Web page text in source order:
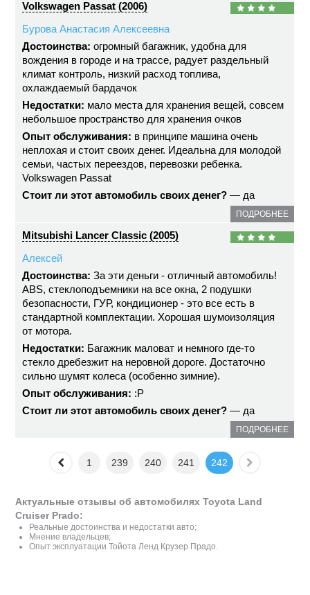
Volkswagen Passat (2006)
Бурова Анастасия Алексеевна
Достоинства: огромный багажник, удобна для
вождения в городе и на трассе, радует раздельный
климат контроль, низкий расход топлива,
охлаждаемый бардачок
Недостатки: мало места для хранения вещей, совсем
небольшое пространство для хранения очков
Опыт обслуживания: в принципе машина очень
неплохая и стоит своих денег. Идеальна для молодой
семьи, частых переездов, перевозки ребенка.
Volkswagen Passat
Стоит ли этот автомобиль своих денег? — да
ПОДРОБНЕЕ
Mitsubishi Lancer Classic (2005)
Алексей
Достоинства: За эти деньги - отличный автомобиль!
ABS, стеклоподъемники на все окна, 2 подушки
безопасности, ГУР, кондиционер - это все есть в
стандартной комплектации. Хорошая шумоизоляция
от мотора.
Недостатки: Багажник маловат и немного где-то
стекло дребезжит на неровной дороге. Достаточно
сильно шумят колеса (особенно зимние).
Опыт обслуживания: :P
Стоит ли этот автомобиль своих денег? — да
ПОДРОБНЕЕ
1 239 240 241 242
Актуальные отзывы об автомобилях Toyota Land
Cruiser Prado:
Реальные достоинства и недостатки авто;
Мнение владельцев;
Опыт эксплуатации Тойота Ленд Крузер Прадо.